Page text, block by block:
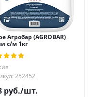
Агробар (AGROBAR)
с/м 1кг
252452
руб./шт.